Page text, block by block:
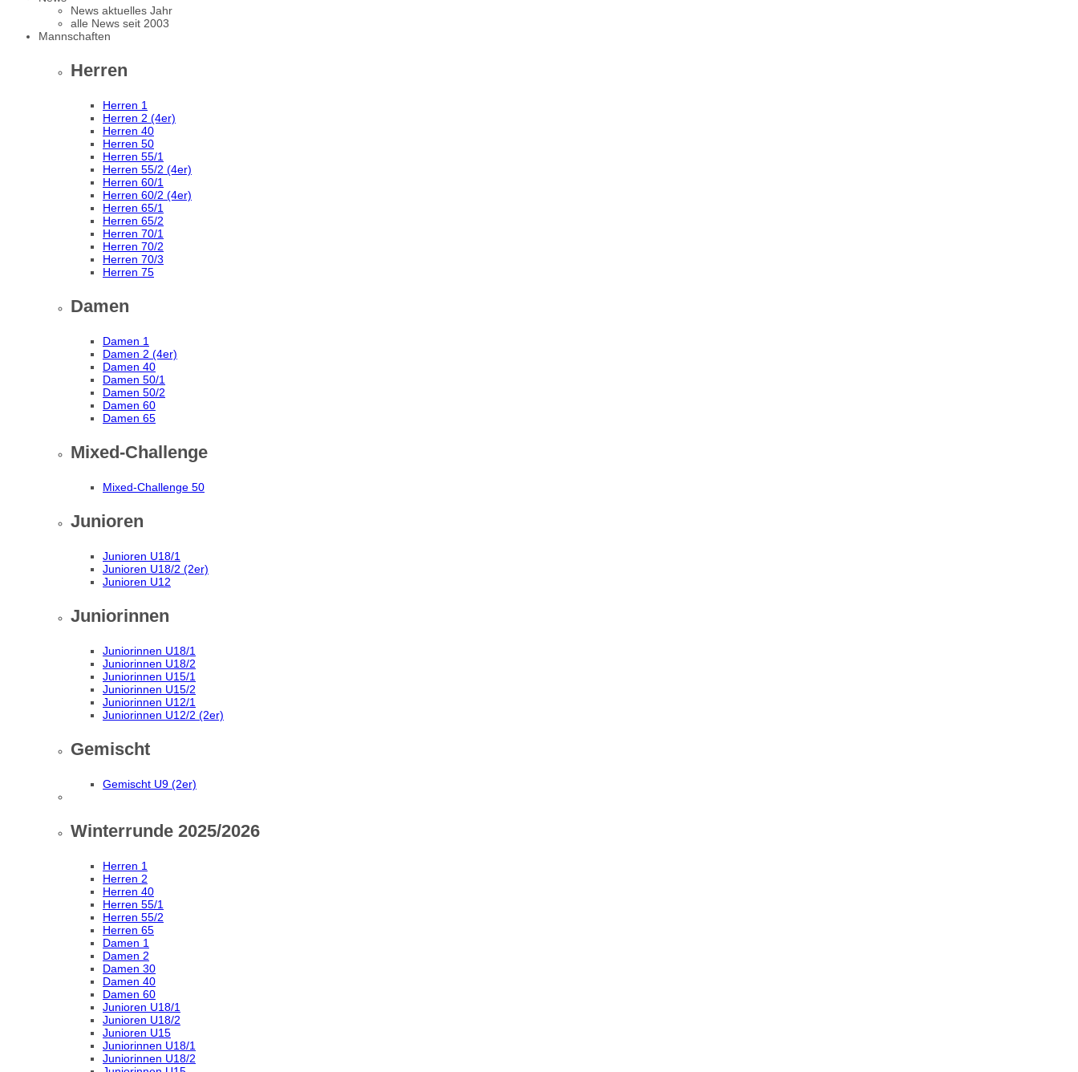
News aktuelles Jahr
alle News seit 2003
Mannschaften
Herren
Herren 1
Herren 2 (4er)
Herren 40
Herren 50
Herren 55/1
Herren 55/2 (4er)
Herren 60/1
Herren 60/2 (4er)
Herren 65/1
Herren 65/2
Herren 70/1
Herren 70/2
Herren 70/3
Herren 75
Damen
Damen 1
Damen 2 (4er)
Damen 40
Damen 50/1
Damen 50/2
Damen 60
Damen 65
Mixed-Challenge
Mixed-Challenge 50
Junioren
Junioren U18/1
Junioren U18/2 (2er)
Junioren U12
Juniorinnen
Juniorinnen U18/1
Juniorinnen U18/2
Juniorinnen U15/1
Juniorinnen U15/2
Juniorinnen U12/1
Juniorinnen U12/2 (2er)
Gemischt
Gemischt U9 (2er)
Winterrunde 2025/2026
Herren 1
Herren 2
Herren 40
Herren 55/1
Herren 55/2
Herren 65
Damen 1
Damen 2
Damen 30
Damen 40
Damen 60
Junioren U18/1
Junioren U18/2
Junioren U15
Juniorinnen U18/1
Juniorinnen U18/2